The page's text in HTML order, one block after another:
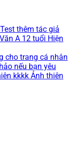
A 12 tuổi Hiện
nếu bạn yêu
kkkk Ảnh thiên